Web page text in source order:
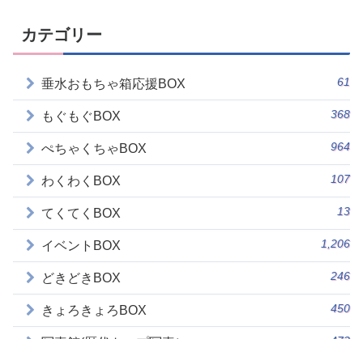
カテゴリー
垂水おもちゃ箱応援BOX 61
もぐもぐBOX 368
ぺちゃくちゃBOX 964
わくわくBOX 107
てくてくBOX 13
イベントBOX 1,206
どきどきBOX 246
きょろきょろBOX 450